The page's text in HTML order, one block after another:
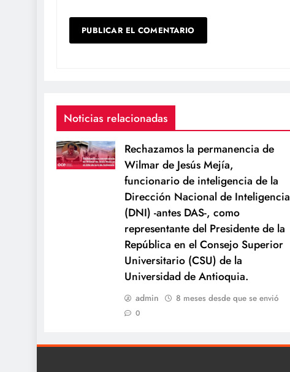
Noticias relacionadas
Rechazamos la permanencia de
Wilmar de Jesús Mejía,
funcionario de inteligencia de la
Dirección Nacional de Inteligencia
(DNI) -antes DAS-, como
representante del Presidente de la
República en el Consejo Superior
Universitario (CSU) de la
Universidad de Antioquia.
admin 8 meses desde que se envió
0